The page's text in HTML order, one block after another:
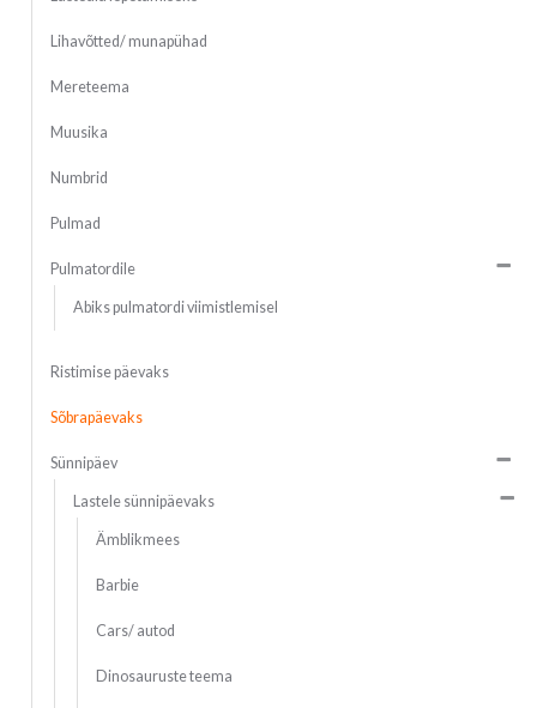
Lihavõtted/ munapühad
Mereteema
Muusika
Numbrid
Pulmad
Pulmatordile
Abiks pulmatordi viimistlemisel
Ristimise päevaks
Sõbrapäevaks
Sünnipäev
Lastele sünnipäevaks
Ämblikmees
Barbie
Cars/ autod
Dinosauruste teema